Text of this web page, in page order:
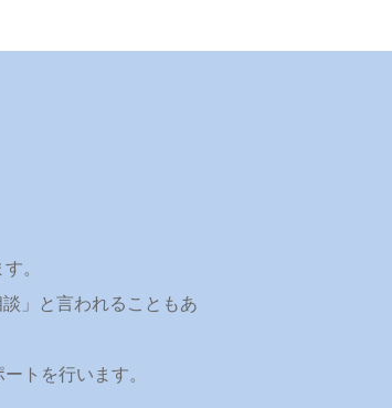
。
」と言われることもあ
トを行います。